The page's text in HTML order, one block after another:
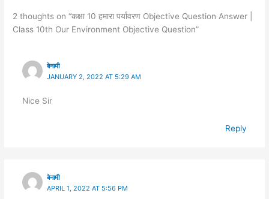
2 thoughts on “कक्षा 10 हमारा पर्यावरण Objective Question Answer |
Class 10th Our Environment Objective Question”
बेनामी
JANUARY 2, 2022 AT 5:29 AM
Nice Sir
Reply
बेनामी
APRIL 1, 2022 AT 5:56 PM